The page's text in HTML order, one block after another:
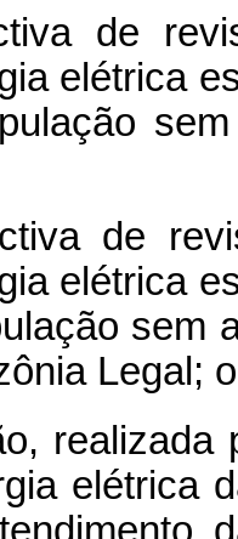
de
elétrica
de
elétrica
sem
Legal;
realizada
elétrica